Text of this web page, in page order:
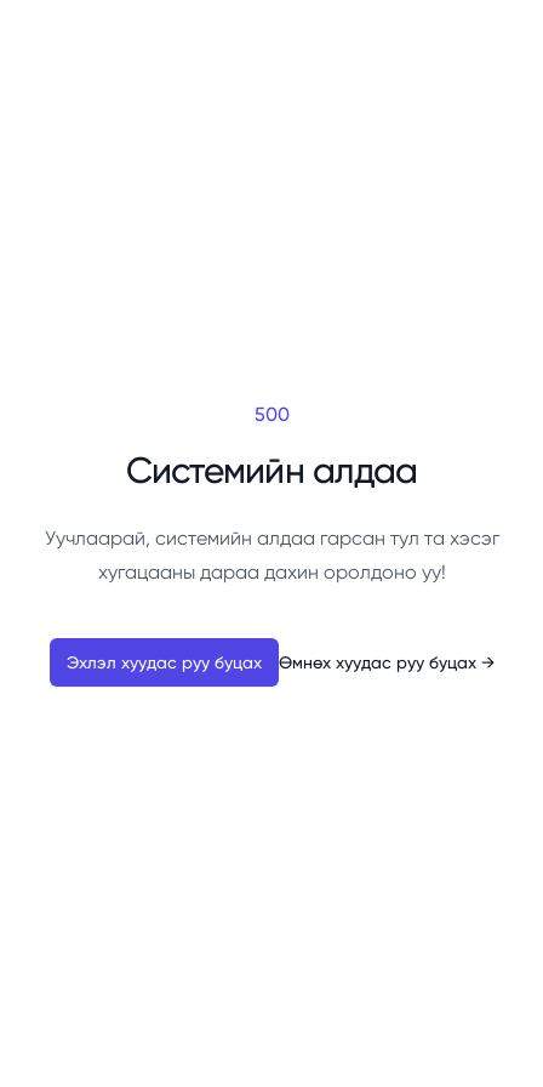
500
Системийн алдаа
Уучлаарай, системийн алдаа гарсан тул та хэсэг
хугацааны дараа дахин оролдоно уу!
Эхлэл хуудас руу буцах Өмнөх хуудас руу буцах →